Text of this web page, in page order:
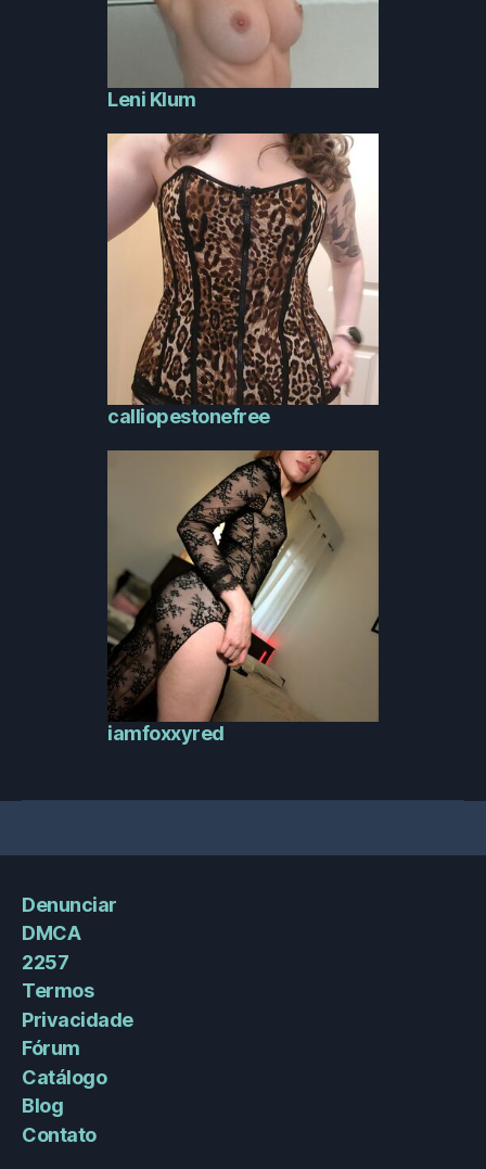
Leni Klum
calliopestonefree
iamfoxxyred
Denunciar
DMCA
2257
Termos
Privacidade
Fórum
Catálogo
Blog
Contato